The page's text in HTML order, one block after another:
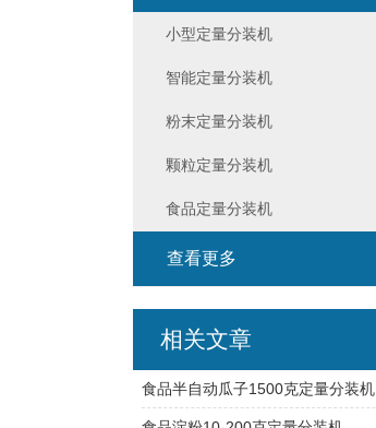
小型定量分装机
智能定量分装机
粉末定量分装机
颗粒定量分装机
食品定量分装机
查看更多
相关文章
食品半自动瓜子1500克定量分装机